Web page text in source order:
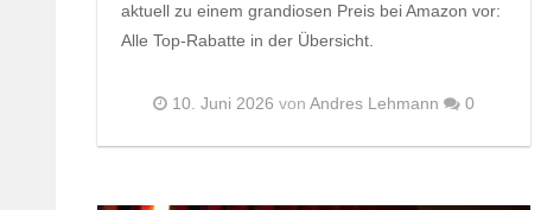
aktuell zu einem grandiosen Preis bei Amazon vor:
Alle Top-Rabatte in der Übersicht.
10. Juni 2026 von Andres Lehmann 0